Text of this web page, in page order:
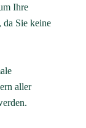
Ihre
da Sie keine
aller